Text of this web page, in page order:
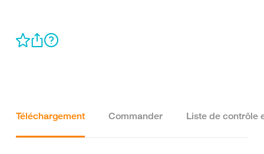
Téléchargement Commander Liste de contrôle